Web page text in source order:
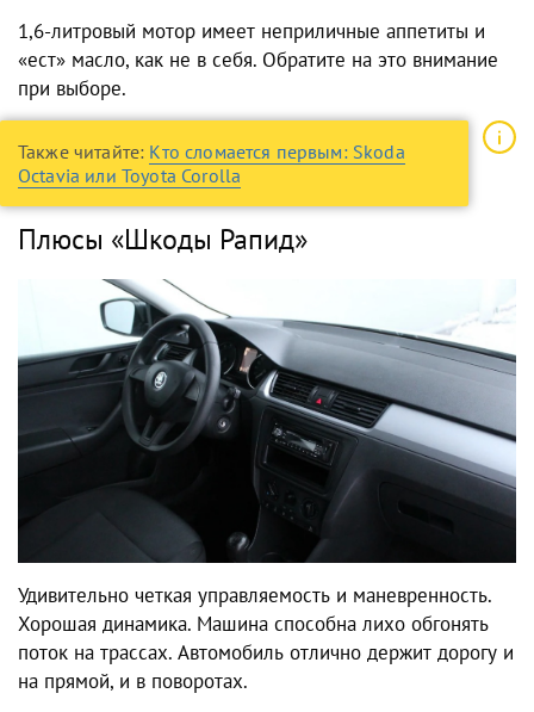
1,6-литровый мотор имеет неприличные аппетиты и
«ест» масло, как не в себя. Обратите на это внимание
при выборе.
Также читайте: Кто сломается первым: Skoda
Octavia или Toyota Corolla
Плюсы «Шкоды Рапид»
Удивительно четкая управляемость и маневренность.
Хорошая динамика. Машина способна лихо обгонять
поток на трассах. Автомобиль отлично держит дорогу и
на прямой, и в поворотах.